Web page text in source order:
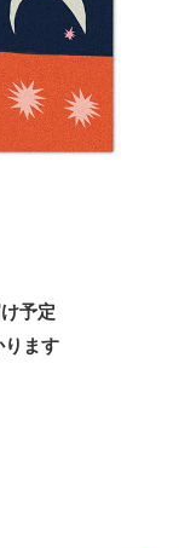
予定
ります